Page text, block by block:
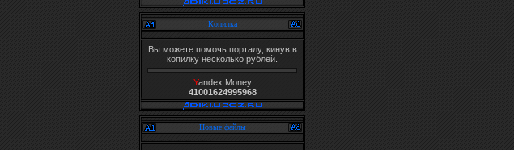
Копилка
Вы можете помочь порталу, кинув в
копилку несколько рублей.
Yandex Money
41001624995968
Новые файлы